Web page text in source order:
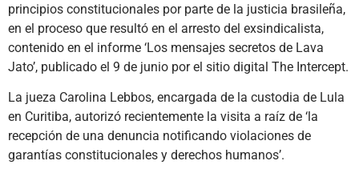
principios constitucionales por parte de la justicia brasileña,
en el proceso que resultó en el arresto del exsindicalista,
contenido en el informe ‘Los mensajes secretos de Lava
Jato’, publicado el 9 de junio por el sitio digital The Intercept.
La jueza Carolina Lebbos, encargada de la custodia de Lula
en Curitiba, autorizó recientemente la visita a raíz de ‘la
recepción de una denuncia notificando violaciones de
garantías constitucionales y derechos humanos’.